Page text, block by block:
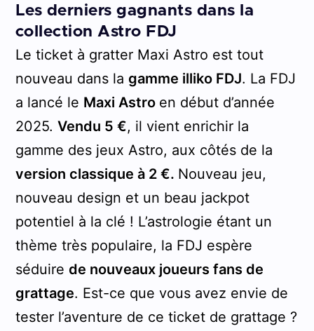
Les derniers gagnants dans la
collection Astro FDJ
Le ticket à gratter Maxi Astro est tout
nouveau dans la gamme illiko FDJ. La FDJ
a lancé le Maxi Astro en début d’année
2025. Vendu 5 €, il vient enrichir la
gamme des jeux Astro, aux côtés de la
version classique à 2 €. Nouveau jeu,
nouveau design et un beau jackpot
potentiel à la clé ! L’astrologie étant un
thème très populaire, la FDJ espère
séduire de nouveaux joueurs fans de
grattage. Est-ce que vous avez envie de
tester l’aventure de ce ticket de grattage ?